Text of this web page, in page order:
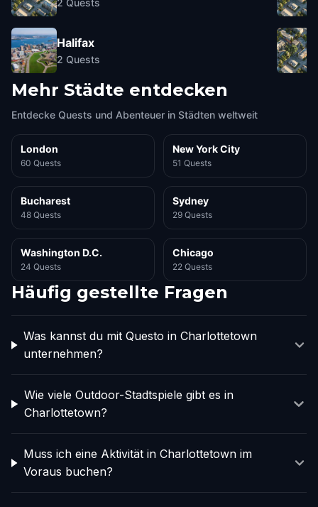
Halifax
2 Quests
Mehr Städte entdecken
Entdecke Quests und Abenteuer in Städten weltweit
London
60 Quests
New York City
51 Quests
Bucharest
48 Quests
Sydney
29 Quests
Washington D.C.
24 Quests
Chicago
22 Quests
Häufig gestellte Fragen
Was kannst du mit Questo in Charlottetown
unternehmen?
Wie viele Outdoor-Stadtspiele gibt es in
Charlottetown?
Muss ich eine Aktivität in Charlottetown im
Voraus buchen?